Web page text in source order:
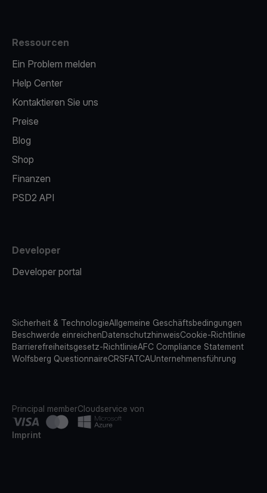
Ressourcen
Ein Problem melden
Help Center
Kontaktieren Sie uns
Preise
Blog
Shop
Finanzen
PSD2 API
Developer
Developer portal
Sicherheit & TechnologieAllgemeine Geschäftsbedingungen
Beschwerde einreichenDatenschutzhinweisCookie-Richtlinie
Barrierefreiheitsgesetz-RichtlinieAFC Compliance Statement
Wolfsberg QuestionnaireCRSFATCAUnternehmensführung
Principal memberCloudservice von
Imprint